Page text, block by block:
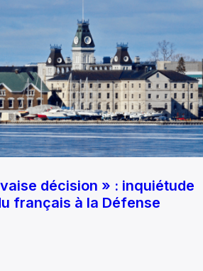
décision » : inquiétude
français à la Défense